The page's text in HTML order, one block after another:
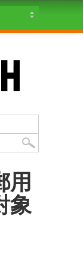
用
象